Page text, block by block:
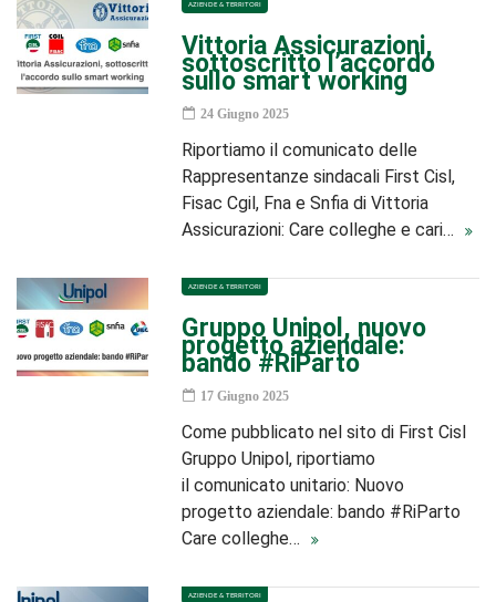
AZIENDE & TERRITORI
Vittoria Assicurazioni,
sottoscritto l’accordo
sullo smart working
24 Giugno 2025
Riportiamo il comunicato delle
Rappresentanze sindacali First Cisl,
Fisac Cgil, Fna e Snfia di Vittoria
Assicurazioni: Care colleghe e cari…
AZIENDE & TERRITORI
Gruppo Unipol, nuovo
progetto aziendale:
bando #RiParto
17 Giugno 2025
Come pubblicato nel sito di First Cisl
Gruppo Unipol, riportiamo
il comunicato unitario: Nuovo
progetto aziendale: bando #RiParto
Care colleghe…
AZIENDE & TERRITORI